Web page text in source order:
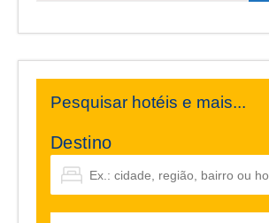
Pesquisar hotéis e mais...
Destino